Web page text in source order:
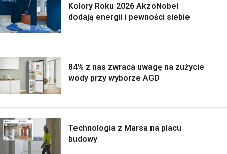
Kolory Roku 2026 AkzoNobel
dodają energii i pewności siebie
84% z nas zwraca uwagę na zużycie
wody przy wyborze AGD
Technologia z Marsa na placu
budowy